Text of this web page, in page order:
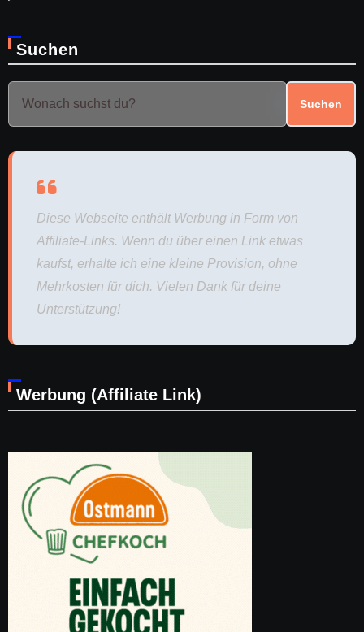
Suchen
Suchen
Diese Webseite enthält Werbung in Form von
Affiliate-Links. Wenn du über einen Link etwas
kaufst, erhalte ich eine kleine Provision, ohne
Mehrkosten für dich. Vielen Dank für deine
Unterstützung!
Werbung (Affiliate Link)